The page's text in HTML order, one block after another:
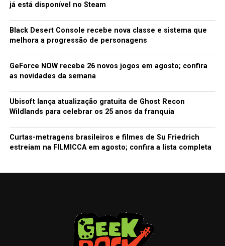
já está disponível no Steam
Black Desert Console recebe nova classe e sistema que
melhora a progressão de personagens
GeForce NOW recebe 26 novos jogos em agosto; confira
as novidades da semana
Ubisoft lança atualização gratuita de Ghost Recon
Wildlands para celebrar os 25 anos da franquia
Curtas-metragens brasileiros e filmes de Su Friedrich
estreiam na FILMICCA em agosto; confira a lista completa